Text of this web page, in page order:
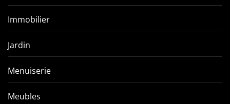
Immobilier
Jardin
Menuiserie
Meubles